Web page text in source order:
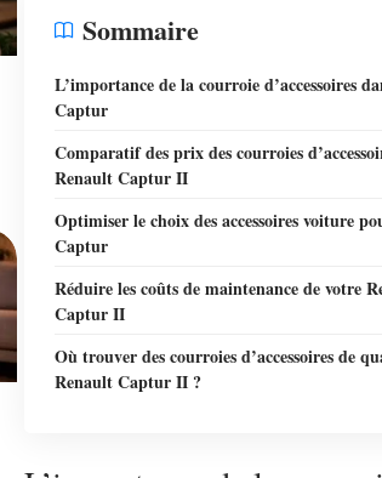
Sommaire
L’importance de la courroie d’accessoires
Captur
Comparatif des prix des courroies
Renault Captur II
Optimiser le choix des accessoires voiture
Captur
Réduire les coûts de maintenance de votre
Captur II
Où trouver des courroies d’accessoires de
Renault Captur II ?